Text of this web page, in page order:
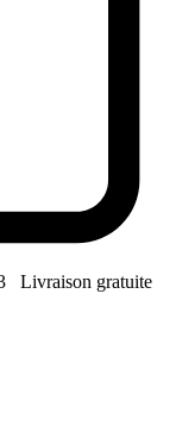
Livraison gratuite